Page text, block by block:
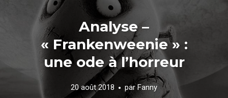
Analyse –
« Frankenweenie » :
une ode à l’horreur
20 août 2018 parFanny